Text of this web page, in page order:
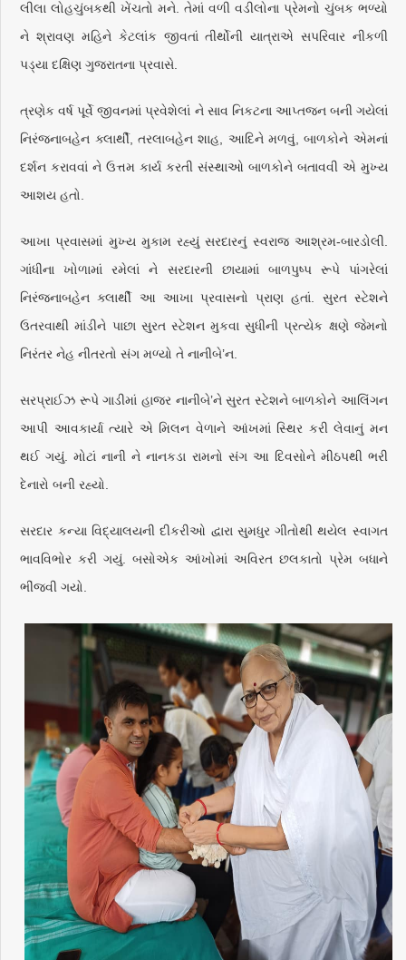
લીલા લોહચુંબકથી ખેંચતો મને. તેમાં વળી વડીલોના પ્રેમનો ચુંબક ભળ્યો
ને શ્રાવણ મહિને કેટલાંક જીવતાં તીર્થોની યાત્રાએ સપરિવાર નીકળી
પડ્યા દક્ષિણ ગુજરાતના પ્રવાસે.
ત્રણેક વર્ષ પૂર્વે જીવનમાં પ્રવેશેલાં ને સાવ નિકટના આપ્તજન બની ગયેલાં
નિરંજનાબહેન ક્લાર્થી, તરલાબહેન શાહ, આદિને મળવું, બાળકોને એમનાં
દર્શન કરાવવાં ને ઉત્તમ કાર્ય કરતી સંસ્થાઓ બાળકોને બતાવવી એ મુખ્ય
આશય હતો.
આખા પ્રવાસમાં મુખ્ય મુકામ રહ્યું સરદારનું સ્વરાજ આશ્રમ-બારડોલી.
ગાંધીના ખોળામાં રમેલાં ને સરદારની છાયામાં બાળપુષ્પ રૂપે પાંગરેલાં
નિરંજનાબહેન ક્લાર્થી આ આખા પ્રવાસનો પ્રાણ હતાં. સુરત સ્ટેશને
ઉતરવાથી માંડીને પાછા સુરત સ્ટેશન મુકવા સુધીની પ્રત્યેક ક્ષણે જેમનો
નિરંતર નેહ નીતરતો સંગ મળ્યો તે નાનીબે’ન.
સરપ્રાઈઝ રૂપે ગાડીમાં હાજર નાનીબે’ને સુરત સ્ટેશને બાળકોને આલિંગન
આપી આવકાર્યા ત્યારે એ મિલન વેળાને આંખમાં સ્થિર કરી લેવાનું મન
થઈ ગયું. મોટાં નાની ને નાનકડા રામનો સંગ આ દિવસોને મીઠપથી ભરી
દેનારો બની રહ્યો.
સરદાર કન્યા વિદ્યાલયની દીકરીઓ દ્વારા સુમધુર ગીતોથી થયેલ સ્વાગત
ભાવવિભોર કરી ગયું. બસોએક આંખોમાં અવિરત છલકાતો પ્રેમ બધાને
ભીંજવી ગયો.